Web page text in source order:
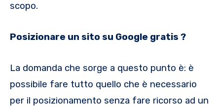
scopo.
Posizionare un sito su Google gratis ?
La domanda che sorge a questo punto è: è
possibile fare tutto quello che è necessario
per il posizionamento senza fare ricorso ad un